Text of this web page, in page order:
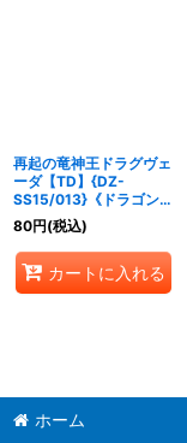
再起の竜神王ドラグヴェ
ーダ【TD】{DZ-
SS15/013}《ドラゴンエ
ンパイア》
80円(税込)
カートに入れる
ホーム